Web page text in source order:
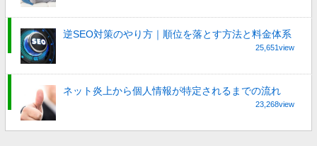
逆SEO対策のやり方｜順位を落とす方法と料金体系
25,651view
ネット炎上から個人情報が特定されるまでの流れ
23,268view